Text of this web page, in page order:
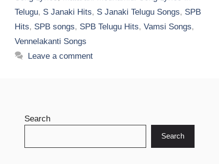
Telugu, S Janaki Hits, S Janaki Telugu Songs, SPB
Hits, SPB songs, SPB Telugu Hits, Vamsi Songs,
Vennelakanti Songs
Leave a comment
Search
Search